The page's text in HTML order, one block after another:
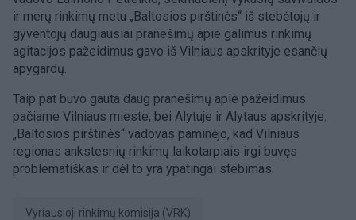
ir merų rinkimų metu „Baltosios pirštinės“ iš stebėtojų ir
gyventojų daugiausiai pranešimų apie galimus rinkimų
agitacijos pažeidimus gavo iš Vilniaus apskrityje esančių
apygardų.
Taip pat buvo gauta daug pranešimų apie pažeidimus
pačiame Vilniaus mieste, bei Alytuje ir Alytaus apskrityje.
„Baltosios pirštinės“ vadovas paminėjo, kad Vilniaus
regionas ankstesnių rinkimų laikotarpiais irgi buvęs
problematiškas ir dėl to yra ypatingai stebimas. ​
Vyriausioji rinkimų komisija (VRK)